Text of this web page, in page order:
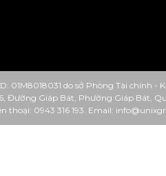
01M8018031 do sở Phòng Tài chính
Đường Giáp Bát, Phường Giáp Bát,
thoại: 0943 316 193. Email: